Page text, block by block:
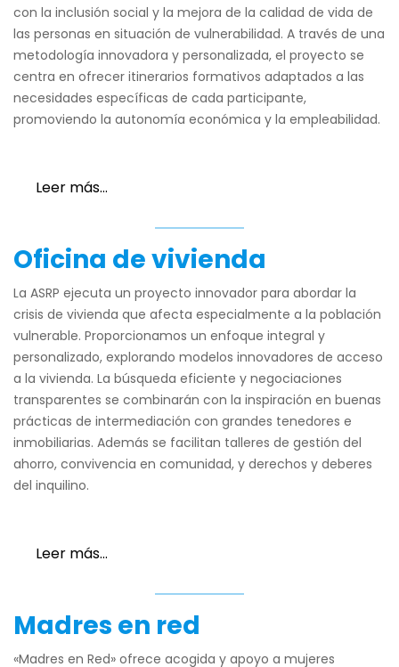
con la inclusión social y la mejora de la calidad de vida de
las personas en situación de vulnerabilidad. A través de una
metodología innovadora y personalizada, el proyecto se
centra en ofrecer itinerarios formativos adaptados a las
necesidades específicas de cada participante,
promoviendo la autonomía económica y la empleabilidad.
Leer más…
Oficina de vivienda
La ASRP ejecuta un proyecto innovador para abordar la
crisis de vivienda que afecta especialmente a la población
vulnerable. Proporcionamos un enfoque integral y
personalizado, explorando modelos innovadores de acceso
a la vivienda. La búsqueda eficiente y negociaciones
transparentes se combinarán con la inspiración en buenas
prácticas de intermediación con grandes tenedores e
inmobiliarias. Además se facilitan talleres de gestión del
ahorro, convivencia en comunidad, y derechos y deberes
del inquilino.
Leer más…
Madres en red
«Madres en Red» ofrece acogida y apoyo a mujeres